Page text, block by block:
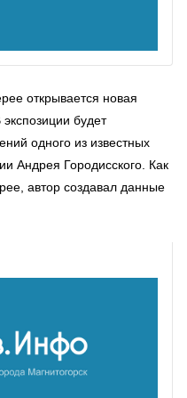
открывается новая
будет
одного из известных
Андрея Городисского. Как
автор создавал данные